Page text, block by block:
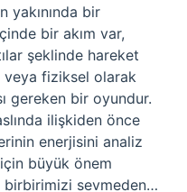
yakınında bir
bir akım var,
şeklinde hareket
fiziksel olarak
gereken bir oyundur.
ilişkiden önce
enerjisini analiz
büyük önem
birbirimizi sevmeden…